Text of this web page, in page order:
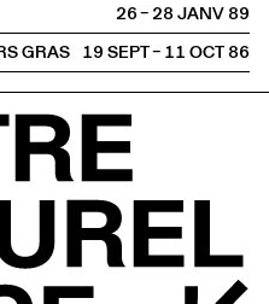
26 – 28 JANV1989
GRAS 19 SEPT – 11 OCT1986